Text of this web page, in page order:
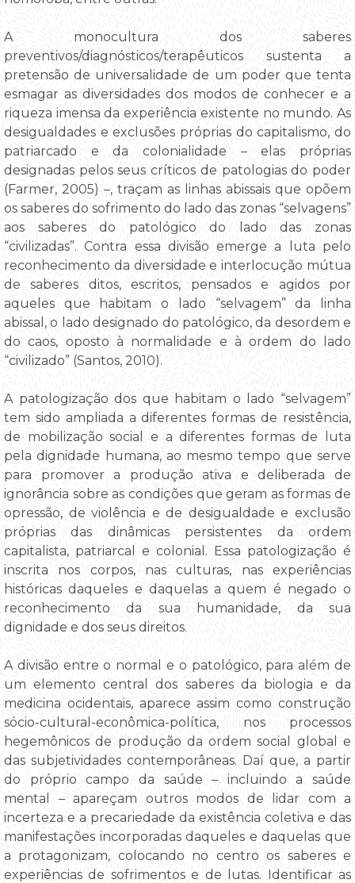
A monocultura dos saberes
preventivos/diagnósticos/terapêuticos sustenta a
pretensão de universalidade de um poder que tenta
esmagar as diversidades dos modos de conhecer e a
riqueza imensa da experiência existente no mundo. As
desigualdades e exclusões próprias do capitalismo, do
patriarcado e da colonialidade – elas próprias
designadas pelos seus críticos de patologias do poder
(Farmer, 2005) –, traçam as linhas abissais que opõem
os saberes do sofrimento do lado das zonas “selvagens”
aos saberes do patológico do lado das zonas
“civilizadas”. Contra essa divisão emerge a luta pelo
reconhecimento da diversidade e interlocução mútua
de saberes ditos, escritos, pensados e agidos por
aqueles que habitam o lado “selvagem” da linha
abissal, o lado designado do patológico, da desordem e
do caos, oposto à normalidade e à ordem do lado
“civilizado” (Santos, 2010).
A patologização dos que habitam o lado “selvagem”
tem sido ampliada a diferentes formas de resistência,
de mobilização social e a diferentes formas de luta
pela dignidade humana, ao mesmo tempo que serve
para promover a produção ativa e deliberada de
ignorância sobre as condições que geram as formas de
opressão, de violência e de desigualdade e exclusão
próprias das dinâmicas persistentes da ordem
capitalista, patriarcal e colonial. Essa patologização é
inscrita nos corpos, nas culturas, nas experiências
históricas daqueles e daquelas a quem é negado o
reconhecimento da sua humanidade, da sua
dignidade e dos seus direitos.
A divisão entre o normal e o patológico, para além de
um elemento central dos saberes da biologia e da
medicina ocidentais, aparece assim como construção
sócio-cultural-econômica-política, nos processos
hegemônicos de produção da ordem social global e
das subjetividades contemporâneas. Daí que, a partir
do próprio campo da saúde – incluindo a saúde
mental – apareçam outros modos de lidar com a
incerteza e a precariedade da existência coletiva e das
manifestações incorporadas daqueles e daquelas que
a protagonizam, colocando no centro os saberes e
experiências de sofrimentos e de lutas. Identificar as